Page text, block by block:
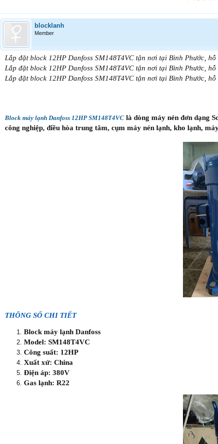
blocklanh
Member
Lắp đặt block 12HP Danfoss SM148T4VC tận nơi tại Bình Phước,
Lắp đặt block 12HP Danfoss SM148T4VC tận nơi tại Bình Phước,
Lắp đặt block 12HP Danfoss SM148T4VC tận nơi tại Bình Phước,
Block máy lạnh Danfoss 12HP SM148T4VC là dòng máy nén đơn dạng
công nghiệp, điều hòa trung tâm, cụm máy nén lạnh, kho lạnh,
THÔNG SỐ CHI TIẾT
Block máy lạnh Danfoss
Model: SM148T4VC
Công suất: 12HP
Xuất xứ: China
Điện áp: 380V
Gas lạnh: R22